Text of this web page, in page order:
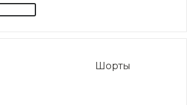
Шорты